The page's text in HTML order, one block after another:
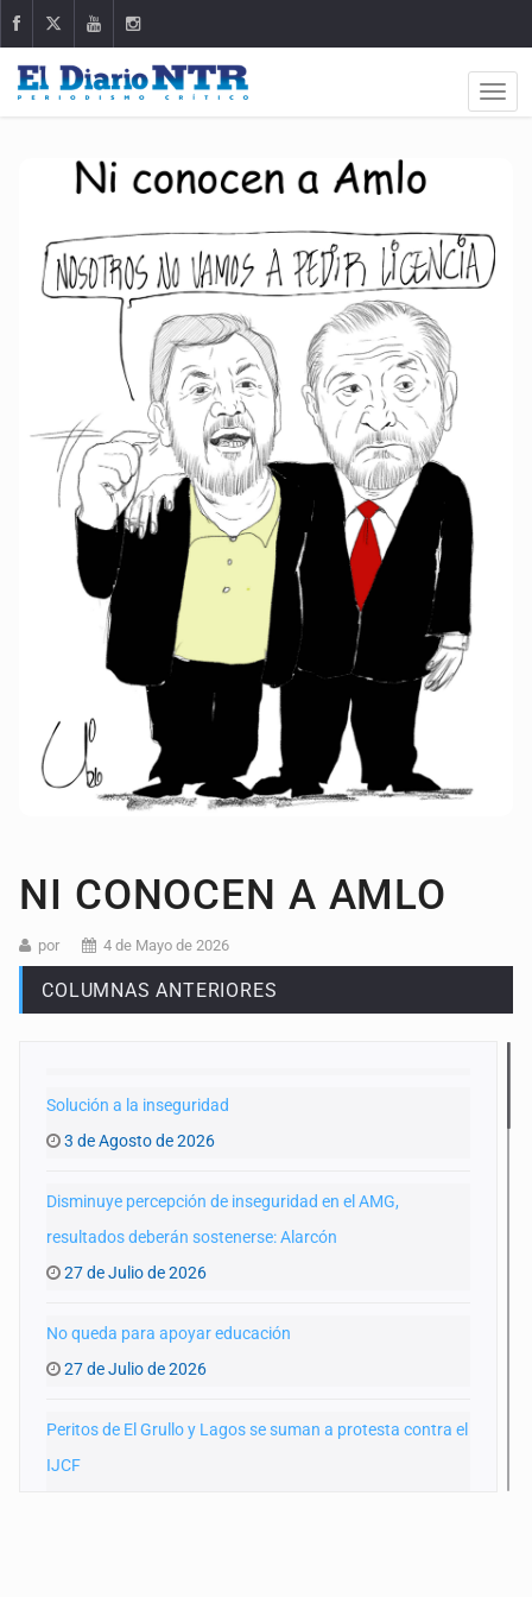
NI CONOCEN A AMLO
por 4 de Mayo de 2026
COLUMNAS ANTERIORES
Solución a la inseguridad
3 de Agosto de 2026
Disminuye percepción de inseguridad en el AMG,
resultados deberán sostenerse: Alarcón
27 de Julio de 2026
No queda para apoyar educación
27 de Julio de 2026
Peritos de El Grullo y Lagos se suman a protesta contra el
IJCF